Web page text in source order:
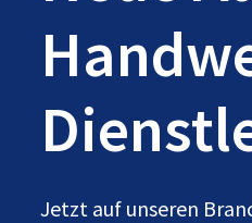
Jetzt auf unseren